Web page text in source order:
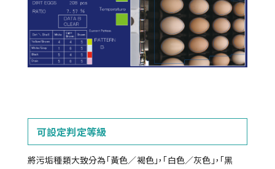
可設定判定等級
將污垢種類大致分為「黃色／褐色」，「白色／灰色」，「黑